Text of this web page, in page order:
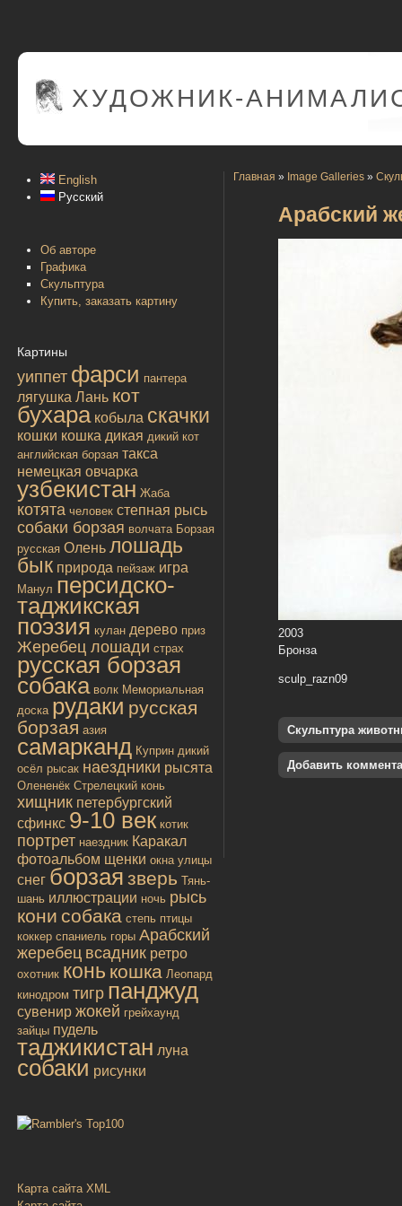
ХУДОЖНИК-
English
Русский
Об авторе
Графика
Скульптура
Купить, заказать картину
Картины
уиппет фарси пантера
лягушка Лань кот
бухара кобыла скачки
кошки кошка дикая дикий кот
английская борзая такса
немецкая овчарка
узбекистан Жаба
котята человек степная рысь
собаки борзая волчата Борзая
русская Олень лошадь
бык природа пейзаж игра
Манул персидско-
таджикская
поэзия кулан дерево приз
Жеребец лошади страх
русская борзая
собака волк Мемориальная
доска рудаки русская
борзая азия
самарканд Куприн дикий
осёл рысак наездники рысята
Олененёк Стрелецкий конь
хищник петербургский
сфинкс 9-10 век котик
портрет наездник Каракал
фотоальбом щенки окна улицы
снег борзая зверь Тянь-
шань иллюстрации ночь рысь
кони собака степь птицы
коккер спаниель горы Арабский
жеребец всадник ретро
охотник конь кошка Леопард
кинодром тигр панджуд
сувенир жокей грейхаунд
зайцы пудель
таджикистан луна
собаки рисунки
Карта сайта XML
Главная » Image Galleries »
Арабский
2003
Бронза
sculp_razn09
Скульптура
Добавить